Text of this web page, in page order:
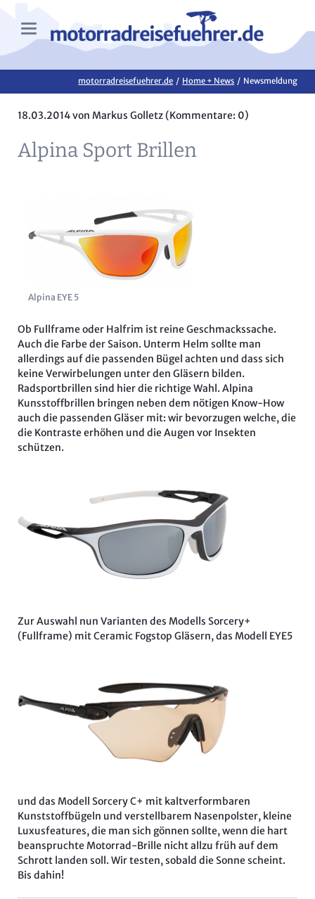
motorradreisefuehrer.de Home + News Newsmeldung
18.03.2014von Markus Golletz (Kommentare: 0)
Alpina Sport Brillen
Alpina EYE 5
Ob Fullframe oder Halfrim ist reine Geschmackssache.
Auch die Farbe der Saison. Unterm Helm sollte man
allerdings auf die passenden Bügel achten und dass sich
keine Verwirbelungen unter den Gläsern bilden.
Radsportbrillen sind hier die richtige Wahl. Alpina
Kunsstoffbrillen bringen neben dem nötigen Know-How
auch die passenden Gläser mit: wir bevorzugen welche, die
die Kontraste erhöhen und die Augen vor Insekten
schützen.
Zur Auswahl nun Varianten des Modells Sorcery+
(Fullframe) mit Ceramic Fogstop Gläsern, das Modell EYE5
und das Modell Sorcery C+ mit kaltverformbaren
Kunststoffbügeln und verstellbarem Nasenpolster, kleine
Luxusfeatures, die man sich gönnen sollte, wenn die hart
beanspruchte Motorrad-Brille nicht allzu früh auf dem
Schrott landen soll. Wir testen, sobald die Sonne scheint.
Bis dahin!